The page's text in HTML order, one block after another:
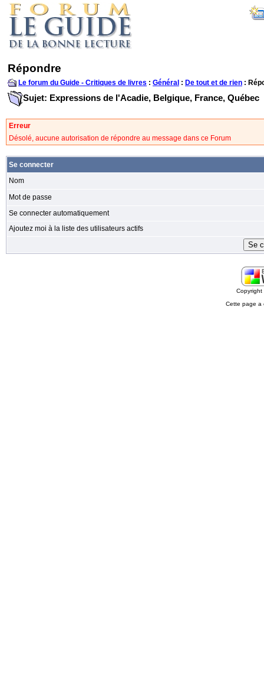
Répondre
Le forum du Guide - Critiques de livres : Général : De tout et de rien :
Sujet: Expressions de l'Acadie, Belgique, France, Québec
Erreur
Désolé, aucune autorisation de répondre au message dans ce Forum
Se connecter
Nom
Mot de passe
Se connecter automatiquement
Ajoutez moi à la liste des utilisateurs actifs
Cette page a